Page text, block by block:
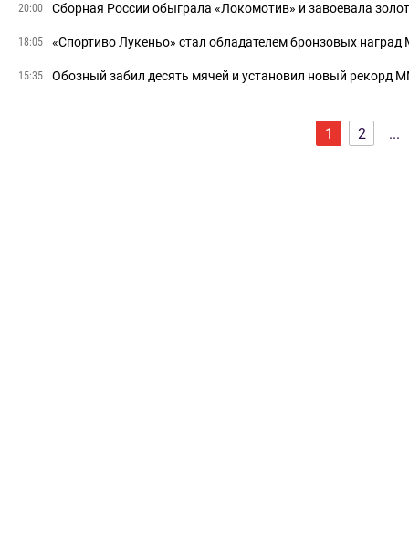
20:00 Сборная России обыграла «Локомотив» и завоевала
18:05 «Спортиво Лукеньо» стал обладателем бронзовых
15:35 Обозный забил десять мячей и установил новый рекорд
1 2 ...